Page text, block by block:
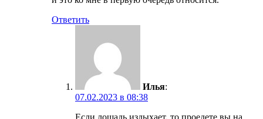
Ответить
Илья:
07.02.2023 в 08:38
Если лошадь издыхает, то проедете вы на